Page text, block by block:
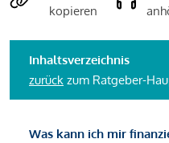
kopieren
Inhaltsverzeichnis
zurück zum Ratgeber-
Was kann ich mir